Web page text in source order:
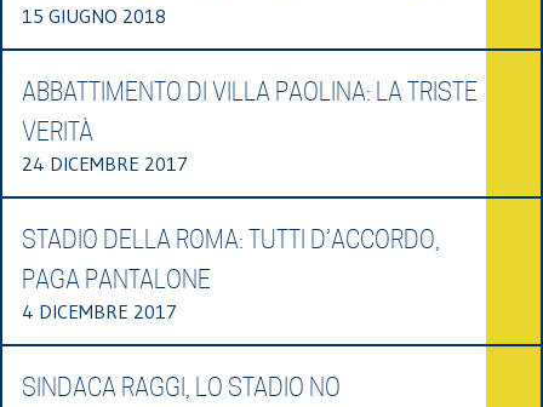
15 GIUGNO 2018
ABBATTIMENTO DI VILLA PAOLINA: LA TRISTE
VERITÀ
24 DICEMBRE 2017
STADIO DELLA ROMA: TUTTI D’ACCORDO,
PAGA PANTALONE
4 DICEMBRE 2017
SINDACA RAGGI, LO STADIO NO